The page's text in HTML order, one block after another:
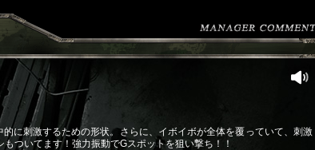
に刺激するための形状。さらに、イボイボが全体を覆っていて、刺激
ついてます！強力振動でGスポットを狙い撃ち！！